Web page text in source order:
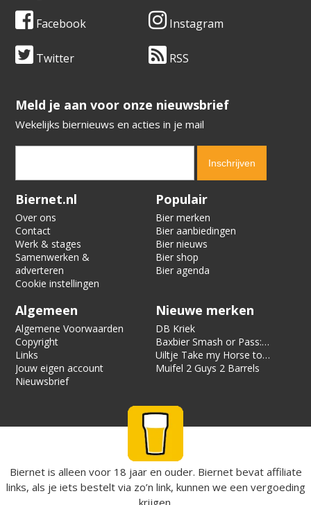
Facebook Instagram
Twitter RSS
​​​​​​​Meld je aan voor onze nieuwsbrief
Wekelijks biernieuws en acties in je mail
Verification code:
Biernet.nl
Over ons
Contact
Werk & stages
Samenwerken &
adverteren
Cookie instellingen
Populair
Bier merken
Bier aanbiedingen
Bier nieuws
Bier shop
Bier agenda
Algemeen
Algemene Voorwaarden
Copyright
Links
Jouw eigen account
Nieuwsbrief
Nieuwe merken
DB Kriek
Baxbier Smash or Pass:
Strata
Uiltje Take my Horse to
the Hotel Room
Muifel 2 Guys 2 Barrels
Biernet is alleen voor 18 jaar en ouder. Biernet bevat affiliate
links, als je iets bestelt via zo’n link, kunnen we een vergoeding
krijgen.